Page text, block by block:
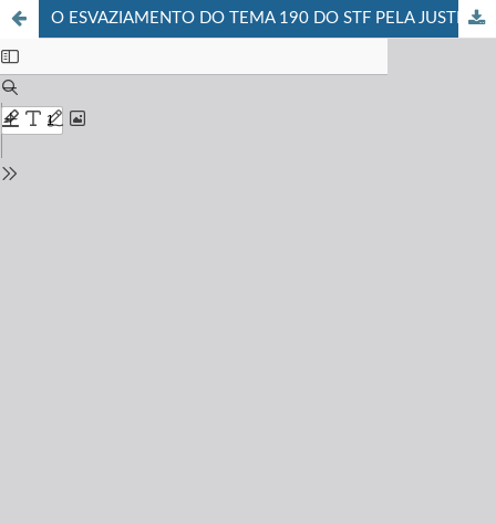
O ESVAZIAMENTO DO TEMA 190 DO STF PELA JUSTIÇA DO TRABALHO: UMA ANÁLISE A PARTIR DOS CASOS BANESPA